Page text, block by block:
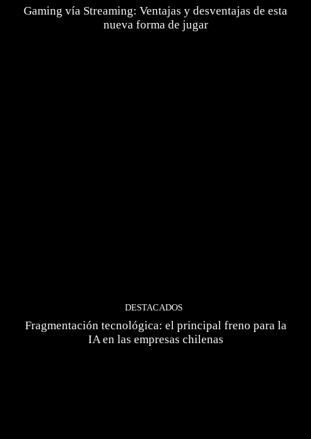
Gaming vía Streaming: Ventajas y desventajas de esta
nueva forma de jugar
DESTACADOS
Fragmentación tecnológica: el principal freno para la
IA en las empresas chilenas